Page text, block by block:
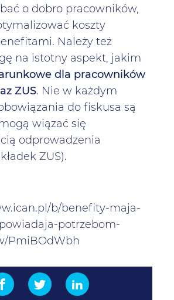
o dobro pracowników,
koszty
Należy też
na istotny aspekt, jakim
dla pracowników
ZUS. Nie w każdym
do fiskusa są
wiązać się
odprowadzenia
ZUS).
b/benefity-maja-
potrzebom-
PmiBOdWbh